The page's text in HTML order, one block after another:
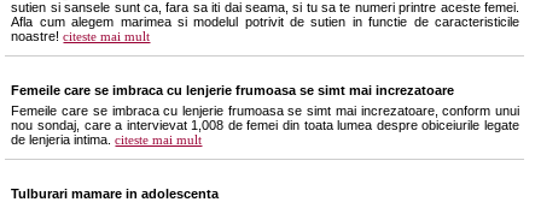
sutien si sansele sunt ca, fara sa iti dai seama, si tu sa te numeri printre aceste femei.
Afla cum alegem marimea si modelul potrivit de sutien in functie de caracteristicile
noastre!citeste mai mult
Femeile care se imbraca cu lenjerie frumoasa se simt mai increzatoare
Femeile care se imbraca cu lenjerie frumoasa se simt mai increzatoare, conform unui
nou sondaj, care a intervievat 1,008 de femei din toata lumea despre obiceiurile legate
de lenjeria intima.citeste mai mult
Tulburari mamare in adolescenta